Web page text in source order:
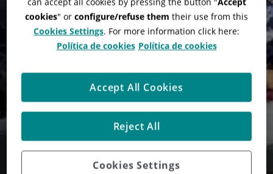
Q-safety asiste a
QuieroCorredor2025
cookies" or configure/refuse them their use from this
Cookies Settings. For more information click here:
Política de cookies Política de cookies
Cookies Settings
Reject All
Accept All Cookies